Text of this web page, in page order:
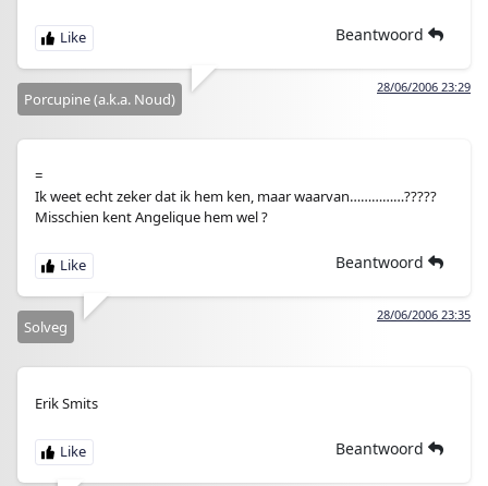
Beantwoord
28/06/2006 23:29
Porcupine (a.k.a. Noud)
=
Ik weet echt zeker dat ik hem ken, maar waarvan……………?????
Misschien kent Angelique hem wel ?
Beantwoord
28/06/2006 23:35
Solveg
Erik Smits
Beantwoord